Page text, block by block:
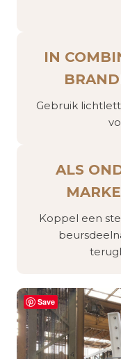
IN
Gebruik
ALS
Koppel een
Save